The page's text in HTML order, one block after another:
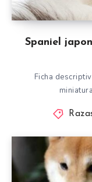
Spaniel
Ficha